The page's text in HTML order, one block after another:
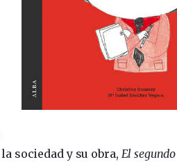
sociedad y su obra, El